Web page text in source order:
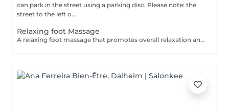
can park in the street using a parking disc. Please note: the
street to the left o...
Relaxing foot Massage
A relaxing foot massage that promotes overall relaxation and a feeling of lightness. Perfect as a complement to a back or full-body massage.